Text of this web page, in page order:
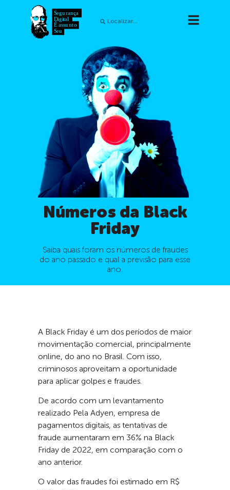
Números da Black
Friday
Saiba quais foram os números de fraudes
do ano passado e qual a previsão para esse
ano.
A Black Friday é um dos períodos de maior
movimentação comercial, principalmente
online, do ano no Brasil. Com isso,
criminosos aproveitam a oportunidade
para aplicar golpes e fraudes.
De acordo com um levantamento
realizado Pela Adyen, empresa de
pagamentos digitais, as tentativas de
fraude aumentaram em 36% na Black
Friday de 2022, em comparação com o
ano anterior.
O valor das fraudes foi estimado em R$